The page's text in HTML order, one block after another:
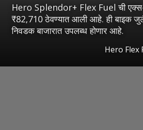
Hero Splendor+ Flex Fuel ची
₹82,710 ठेवण्यात आली आहे. ही बाइक
निवडक बाजारात उपलब्ध होणार आहे.
Hero Flex